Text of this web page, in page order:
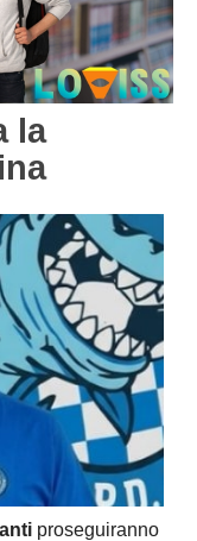
la
proseguiranno